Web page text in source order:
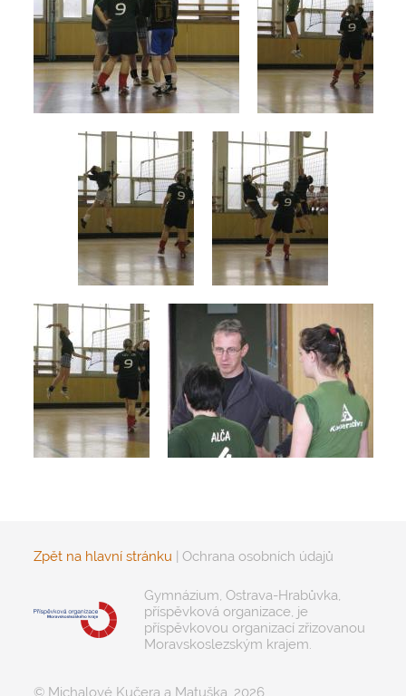
Zpět na hlavní stránku | Ochrana osobních údajů
Gymnázium, Ostrava-Hrabůvka,
příspěvková organizace, je
příspěvkovou organizací zřizovanou
Moravskoslezským krajem.
© Michalové Kučera a Matuška, 2026